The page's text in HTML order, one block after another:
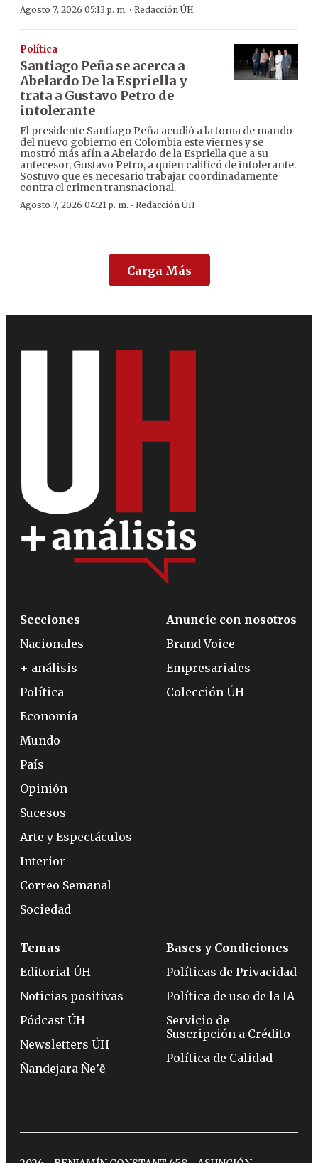
Agosto 7, 2026 05:13 p. m. · Redacción ÚH
Política
Santiago Peña se acerca a
Abelardo De la Espriella y
trata a Gustavo Petro de
intolerante
El presidente Santiago Peña acudió a la toma de mando
del nuevo gobierno en Colombia este viernes y se
mostró más afín a Abelardo de la Espriella que a su
antecesor, Gustavo Petro, a quien calificó de intolerante.
Sostuvo que es necesario trabajar coordinadamente
contra el crimen transnacional.
Agosto 7, 2026 04:21 p. m. · Redacción ÚH
Carga Más
Secciones
Nacionales
+ análisis
Política
Economía
Mundo
País
Opinión
Sucesos
Arte y Espectáculos
Interior
Correo Semanal
Sociedad
Anuncie con nosotros
Brand Voice
Empresariales
Colección ÚH
Temas
Editorial ÚH
Noticias positivas
Pódcast ÚH
Newsletters ÚH
Ñandejara Ñe’ẽ
Bases y Condiciones
Políticas de Privacidad
Política de uso de la IA
Servicio de
Suscripción a Crédito
Política de Calidad